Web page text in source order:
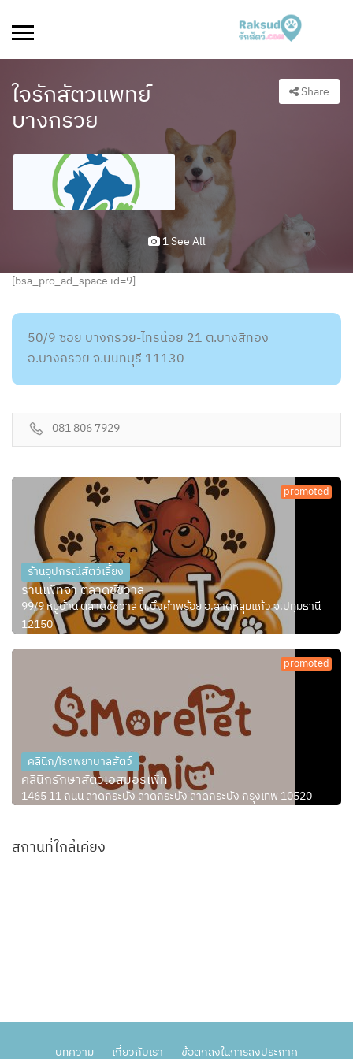
ใจรักสัตวแพทย์
บางกรวย
Share
1 See All
[bsa_pro_ad_space id=9]
50/9 ซอย บางกรวย-ไทรน้อย 21 ต.บางสีทอง
อ.บางกรวย จ.นนทบุรี 11130
081 806 7929
promoted
ร้านอุปกรณ์สัตว์เลี้ยง
ร้านเพ็ทจ้า ตลาดชัชวาล
99/9 หมู่บ้าน ตลาดชัชวาล ต.บึงคำพร้อย อ.ลาดหลุมแก้ว จ.ปทุมธานี
12150
promoted
คลินิก/โรงพยาบาลสัตว์
คลินิกรักษาสัตว์เอสมอร์เพ็ท
1465 11 ถนน ลาดกระบัง ลาดกระบัง ลาดกระบัง กรุงเทพ 10520
สถานที่ใกล้เคียง
บทความ เกี่ยวกับเรา ข้อตกลงในการลงประกาศ